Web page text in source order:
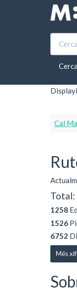
Vés al contingut
Cerca
Inici
Cal
Total:
1258
1526
6752
Més